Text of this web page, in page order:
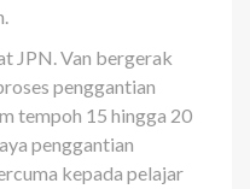
JPN. Van bergerak
penggantian
tempoh 15 hingga 20
penggantian
kepada pelajar